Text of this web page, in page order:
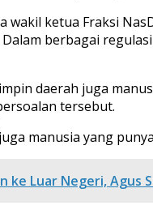
wakil ketua Fraksi
berbagai
daerah juga
tersebut.
manusia yang
ke Luar Negeri, Agus